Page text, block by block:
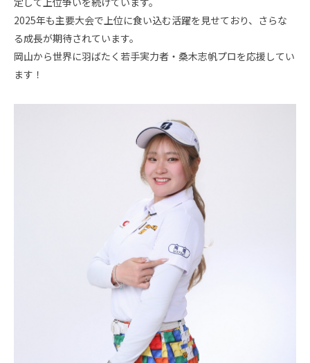
取得認証
地域スポーツ貢献
2025年も主要大会で上位に食い込む活躍を見せており、さらな
る成長が期待されています。
岡山から世界に羽ばたく若手実力者・桑木志帆プロを応援してい
ます！